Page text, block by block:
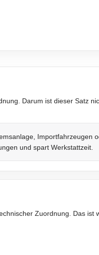
Darum ist dieser Satz
Importfahrzeugen
und spart Werkstattzeit.
Zuordnung. Das ist